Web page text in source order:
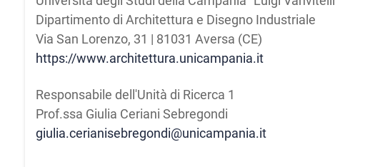
Dipartimento di Architettura e Disegno Industriale
Via San Lorenzo, 31 | 81031 Aversa (CE)
https://www.architettura.unicampania.it
Responsabile dell'Unità di Ricerca 1
Prof.ssa Giulia Ceriani Sebregondi
giulia.cerianisebregondi@unicampania.it